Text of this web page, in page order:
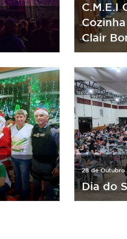
C.M.E.I
Clair
28 de Outubro
Dia do